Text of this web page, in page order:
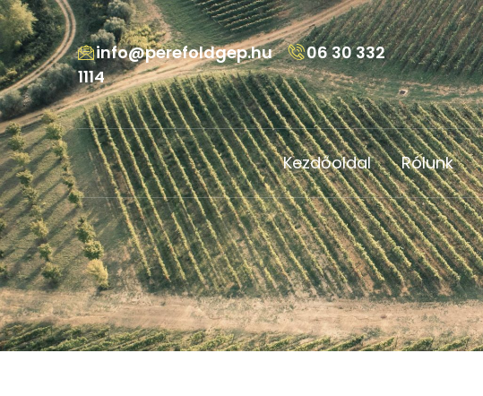
info@perefoldgep.hu
06 30 332
1114
Kezdőoldal Rólunk